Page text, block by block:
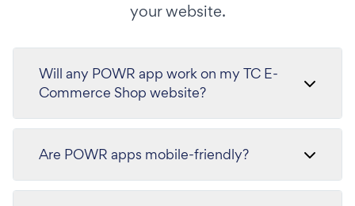
your website.
Will any POWR app work on my TC E-
Commerce Shop website?
Are POWR apps mobile-friendly?